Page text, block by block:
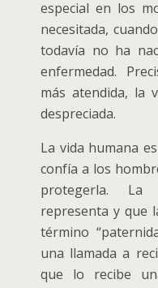
especial en los
necesitada,
todavía no ha
enfermedad.
más atendida, la
despreciada.
La vida humana
confía a los
protegerla. La
representa y que
término
una llamada a
que lo recibe